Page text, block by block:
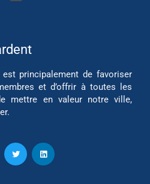
est principalement de favoriser
et d’offrir à toutes les
mettre en valeur notre ville,